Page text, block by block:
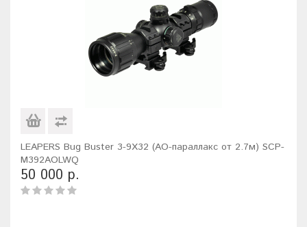
LEAPERS Bug Buster 3-9X32 (AO-параллакс от 2.7м) SCP-
M392AOLWQ
50 000 р.